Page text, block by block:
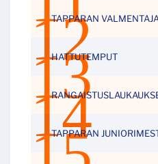
TAPPARAN
HATTUTEMPUT
TAPPARAN